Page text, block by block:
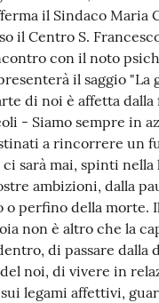
il Sindaco Maria
il Centro S.
con il noto
il saggio "La
di noi è affetta
- Siamo sempre in
a rincorrere un
ci sarà mai, spinti
ambizioni, dalla
o perfino della morte.
non è altro che la
di passare dalla
noi, di vivere in
legami affettivi,